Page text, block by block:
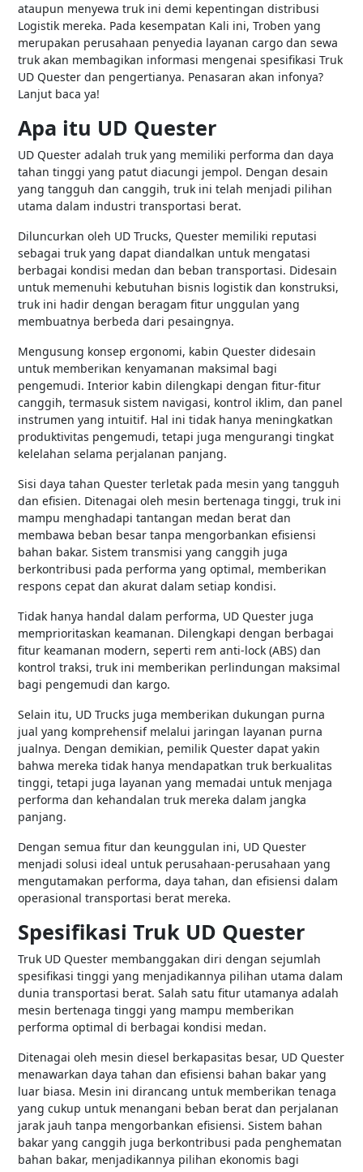
ataupun menyewa truk ini demi kepentingan distribusi
Logistik mereka. Pada kesempatan Kali ini, Troben yang
merupakan perusahaan penyedia layanan cargo dan sewa
truk akan membagikan informasi mengenai spesifikasi Truk
UD Quester dan pengertianya. Penasaran akan infonya?
Lanjut baca ya!
Apa itu UD Quester
UD Quester adalah truk yang memiliki performa dan daya
tahan tinggi yang patut diacungi jempol. Dengan desain
yang tangguh dan canggih, truk ini telah menjadi pilihan
utama dalam industri transportasi berat.
Diluncurkan oleh UD Trucks, Quester memiliki reputasi
sebagai truk yang dapat diandalkan untuk mengatasi
berbagai kondisi medan dan beban transportasi. Didesain
untuk memenuhi kebutuhan bisnis logistik dan konstruksi,
truk ini hadir dengan beragam fitur unggulan yang
membuatnya berbeda dari pesaingnya.
Mengusung konsep ergonomi, kabin Quester didesain
untuk memberikan kenyamanan maksimal bagi
pengemudi. Interior kabin dilengkapi dengan fitur-fitur
canggih, termasuk sistem navigasi, kontrol iklim, dan panel
instrumen yang intuitif. Hal ini tidak hanya meningkatkan
produktivitas pengemudi, tetapi juga mengurangi tingkat
kelelahan selama perjalanan panjang.
Sisi daya tahan Quester terletak pada mesin yang tangguh
dan efisien. Ditenagai oleh mesin bertenaga tinggi, truk ini
mampu menghadapi tantangan medan berat dan
membawa beban besar tanpa mengorbankan efisiensi
bahan bakar. Sistem transmisi yang canggih juga
berkontribusi pada performa yang optimal, memberikan
respons cepat dan akurat dalam setiap kondisi.
Tidak hanya handal dalam performa, UD Quester juga
memprioritaskan keamanan. Dilengkapi dengan berbagai
fitur keamanan modern, seperti rem anti-lock (ABS) dan
kontrol traksi, truk ini memberikan perlindungan maksimal
bagi pengemudi dan kargo.
Selain itu, UD Trucks juga memberikan dukungan purna
jual yang komprehensif melalui jaringan layanan purna
jualnya. Dengan demikian, pemilik Quester dapat yakin
bahwa mereka tidak hanya mendapatkan truk berkualitas
tinggi, tetapi juga layanan yang memadai untuk menjaga
performa dan kehandalan truk mereka dalam jangka
panjang.
Dengan semua fitur dan keunggulan ini, UD Quester
menjadi solusi ideal untuk perusahaan-perusahaan yang
mengutamakan performa, daya tahan, dan efisiensi dalam
operasional transportasi berat mereka.
Spesifikasi Truk UD Quester
Truk UD Quester membanggakan diri dengan sejumlah
spesifikasi tinggi yang menjadikannya pilihan utama dalam
dunia transportasi berat. Salah satu fitur utamanya adalah
mesin bertenaga tinggi yang mampu memberikan
performa optimal di berbagai kondisi medan.
Ditenagai oleh mesin diesel berkapasitas besar, UD Quester
menawarkan daya tahan dan efisiensi bahan bakar yang
luar biasa. Mesin ini dirancang untuk memberikan tenaga
yang cukup untuk menangani beban berat dan perjalanan
jarak jauh tanpa mengorbankan efisiensi. Sistem bahan
bakar yang canggih juga berkontribusi pada penghematan
bahan bakar, menjadikannya pilihan ekonomis bagi